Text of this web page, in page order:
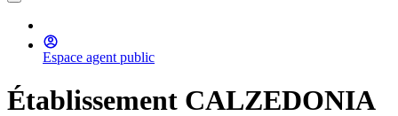
Espace agent public
Établissement CALZEDONIA